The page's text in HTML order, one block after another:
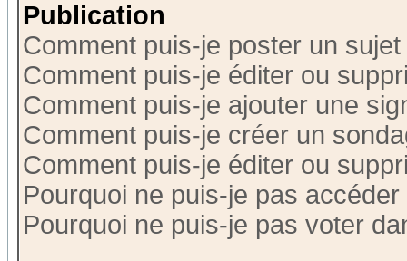
Publication
Comment puis-je poster un
Comment puis-je éditer ou
Comment puis-je ajouter une
Comment puis-je créer un
Comment puis-je éditer ou
Pourquoi ne puis-je pas
Pourquoi ne puis-je pas voter